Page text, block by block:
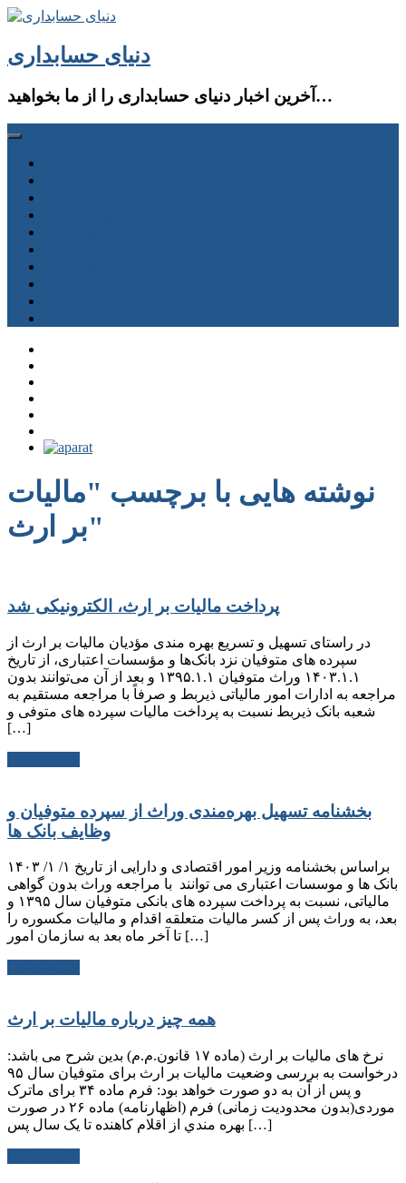
دنیای حسابداری
آخرین اخبار دنیای حسابداری را از ما بخواهید…
نوشته هایی با برچسب "مالیات
بر ارث"
پرداخت مالیات بر ارث، الكترونیكی شد
در راستای تسهیل و تسریع بهره‌ مندی مؤدیان مالیات بر ارث از
سپرده ‌های متوفیان نزد بانک‌ها و مؤسسات اعتباری، از تاریخ
۱۴۰۳.۱.۱ وراث متوفیان ۱۳۹۵.۱.۱ و بعد از آن می‌توانند بدون
مراجعه به ادارات امور مالیاتی ذیربط و صرفاً با مراجعه مستقیم به
شعبه بانک ذیربط نسبت به پرداخت مالیات سپرده‌ های متوفی و
[…]
بخشنامه تسهیل بهره‌مندی وراث از سپرده متوفیان و
وظایف بانک ها
براساس بخشنامه وزیر امور اقتصادی و دارایی از تاریخ ۱/ ۱/ ۱۴۰۳
بانک ها و موسسات اعتباری می توانند با مراجعه وراث بدون گواهی
مالیاتی، نسبت به پرداخت سپرده های بانکی متوفیان سال ۱۳۹۵ و
بعد، به وراث پس از کسر مالیات متعلقه اقدام و مالیات مکسوره را
تا آخر ماه بعد به سازمان امور […]
همه چیز درباره مالیات بر ارث
نرخ های مالیات بر ارث (ماده ۱۷ قانون.م.م) بدین شرح می باشد:
درخواست به بررسی وضعیت مالیات بر ارث برای متوفیان سال ۹۵
و پس از آن به دو صورت خواهد بود: فرم ماده ۳۴ برای ماترک
موردی(بدون محدودیت زمانی) فرم (اظهارنامه) ماده ۲۶ در صورت
بهره مندي از اقلام کاهنده تا یک سال پس […]